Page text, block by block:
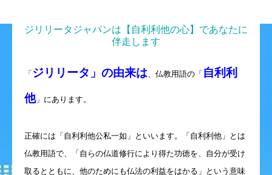
ジリリータジャパンは【自利利他の心】であなたに
伴走します
「 ジリリータ」の由来は、仏教用語の「 自利利
他」にあります。
正確には「自利利他公私一如」といいます。「自利利他」とは
仏教用語で、「自らの仏道修行により得た功徳を、自分が受け
取るとともに、他のためにも仏法の利益をはかる」という意味